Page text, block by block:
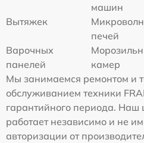
машин
Вытяжек
печей
Варочных
панелей
камер
Мы занимаемся ремонтом и
обслуживанием техники
гарантийного периода. Наш
работает независимо и не
авторизации от